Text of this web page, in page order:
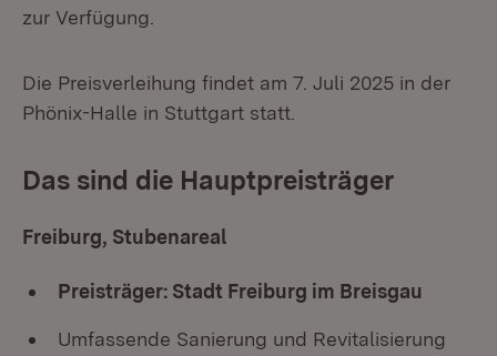
zur Verfügung.
Die Preisverleihung findet am 7. Juli 2025 in der
Phönix-Halle in Stuttgart statt.
Das sind die Hauptpreisträger
Freiburg, Stubenareal
Preisträger: Stadt Freiburg im Breisgau
Umfassende Sanierung und Revitalisierung